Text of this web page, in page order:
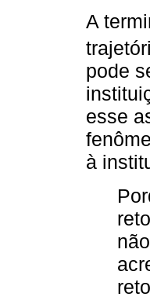
A
pode
esse
à